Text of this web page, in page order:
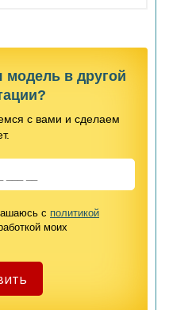
модель в другой
с вами и сделаем
с политикой
моих